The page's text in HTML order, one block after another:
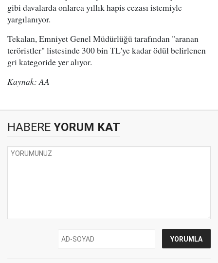
gibi davalarda onlarca yıllık hapis cezası istemiyle
yargılanıyor.
Tekalan, Emniyet Genel Müdürlüğü tarafından "aranan
teröristler" listesinde 300 bin TL'ye kadar ödül belirlenen
gri kategoride yer alıyor.
Kaynak: AA
HABERE YORUM KAT